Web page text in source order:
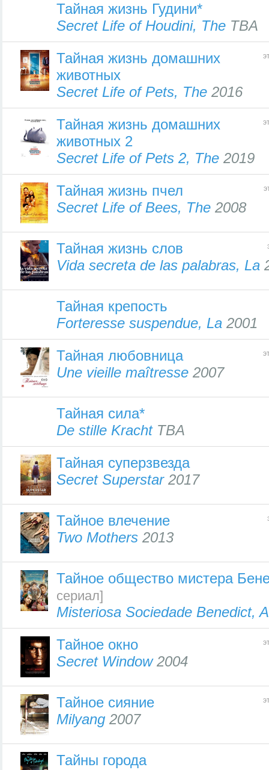
Тайная жизнь Гудини*
Secret Life of Houdini, The TBA
Тайная жизнь домашних
животных
Secret Life of Pets, The 2016
Тайная жизнь домашних
животных 2
Secret Life of Pets 2, The 2019
Тайная жизнь пчел
Secret Life of Bees, The 2008
Тайная жизнь слов
Vida secreta de las palabras, La
Тайная крепость
Forteresse suspendue, La 2001
Тайная любовница
Une vieille maîtresse 2007
Тайная сила*
De stille KrachtTBA
Тайная суперзвезда
Secret Superstar2017
Тайное влечение
Two Mothers 2013
Тайное общество мистера
сериал]
Misteriosa Sociedade Benedict, A
Тайное окно
Secret Window2004
Тайное сияние
Milyang 2007
Тайны города